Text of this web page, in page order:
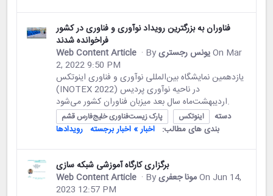
فناوران به بزرگترین رویداد نوآوری و فناوری در کشور
فراخوانده شدند
Web Content Article · Byیونس رجستریOn Mar
2, 2022 9:50 PM
یازدهمین نمایشگاه بین‌المللی نوآوری و فناوری اینوتکس
(INOTEX 2022) در ناحیه نوآوری پردیس
اردیبهشت‌ماه سال بعد میزبان فناوران کشور می‌شود.
پارک زیست‌فناوری خلیج‌فارس قشم اینوتکس
دسته
بندی های مطالب: اخبار » اخبار برجسته رویدادها
برگزاری کارگاه آموزشی شبکه سازی
Web Content Article · Byمونا جعفریOn Jun 14,
2023 12:57 PM